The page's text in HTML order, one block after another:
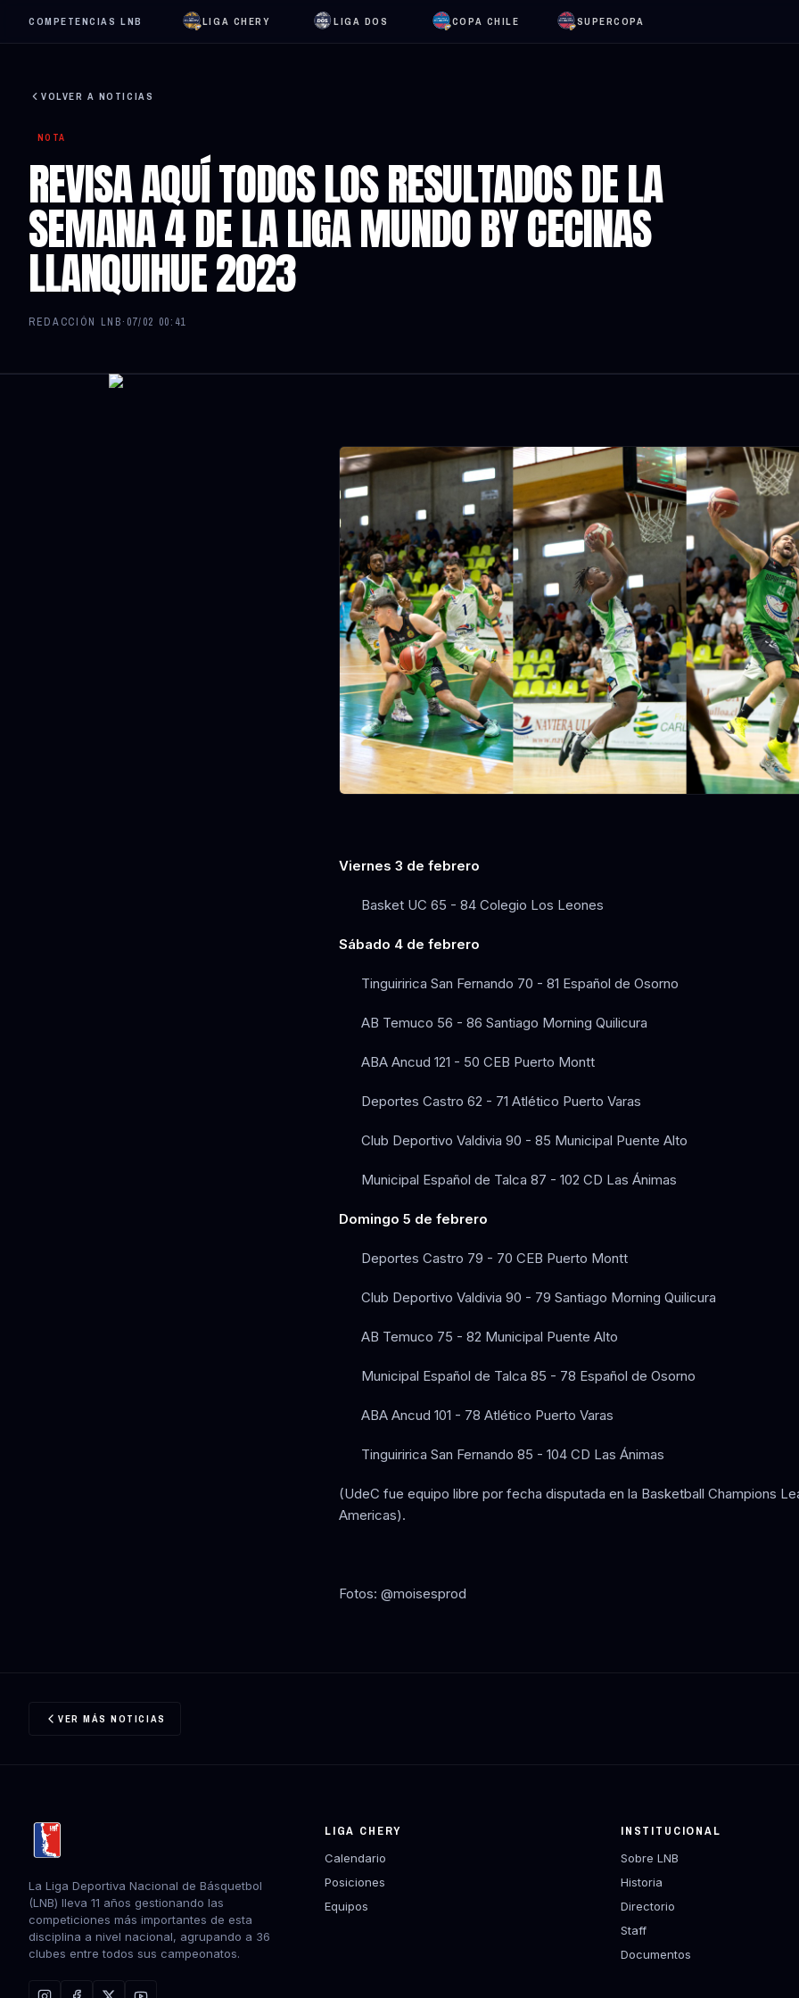
COMPETENCIAS LNB LIGA CHERY LIGA DOS COPA CHILE SUPERCOPA
VOLVER A NOTICIAS
NOTA
REVISA AQUÍ TODOS LOS RESULTADOS DE LA
SEMANA 4 DE LA LIGA MUNDO BY CECINAS
LLANQUIHUE 2023
REDACCIÓN LNB· 07/02 00:41
Viernes 3 de febrero
Basket UC 65 - 84 Colegio Los Leones
Sábado 4 de febrero
Tinguiririca San Fernando 70 - 81 Español de Osorno
AB Temuco 56 - 86 Santiago Morning Quilicura
ABA Ancud 121 - 50 CEB Puerto Montt
Deportes Castro 62 - 71 Atlético Puerto Varas
Club Deportivo Valdivia 90 - 85 Municipal Puente Alto
Municipal Español de Talca 87 - 102 CD Las Ánimas
Domingo 5 de febrero
Deportes Castro 79 - 70 CEB Puerto Montt
Club Deportivo Valdivia 90 - 79 Santiago Morning Quilicura
AB Temuco 75 - 82 Municipal Puente Alto
Municipal Español de Talca 85 - 78 Español de Osorno
ABA Ancud 101 - 78 Atlético Puerto Varas
Tinguiririca San Fernando 85 - 104 CD Las Ánimas
(UdeC fue equipo libre por fecha disputada en la Basketball Champions
Americas).
Fotos: @moisesprod
VER MÁS NOTICIAS
La Liga Deportiva Nacional de Básquetbol
(LNB) lleva 11 años gestionando las
competiciones más importantes de esta
disciplina a nivel nacional, agrupando a 36
clubes entre todos sus campeonatos.
LIGA CHERY
Calendario
Posiciones
Equipos
INSTITUCIONAL
Sobre LNB
Historia
Directorio
Staff
Documentos